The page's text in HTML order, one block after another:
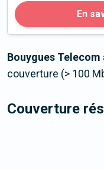
En
Bouygues
couverture (> 100
Couverture